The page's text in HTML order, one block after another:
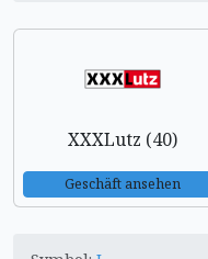
XXXLutz (40)
Geschäft ansehen